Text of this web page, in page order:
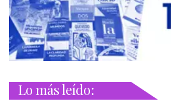
Lo más leído: